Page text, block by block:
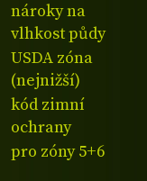
nároky na
vlhkost půdy
USDA zóna
(nejnižší)
kód zimní
ochrany
pro zóny 5+6